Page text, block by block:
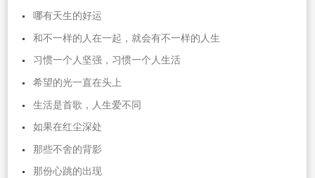
哪有天生的好运
和不一样的人在一起，就会有不一样的人生
习惯一个人坚强，习惯一个人生活
希望的光一直在头上
生活是首歌，人生爱不同
如果在红尘深处
那些不舍的背影
那份心跳的出现